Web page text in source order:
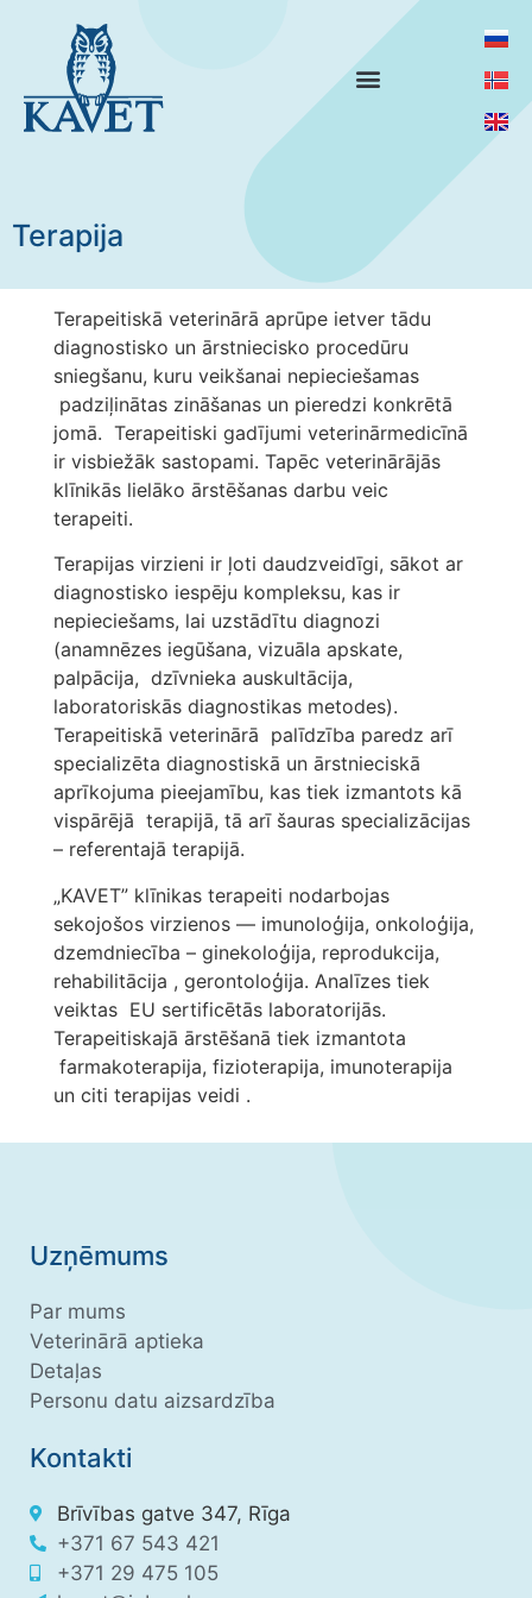
Terapija
Terapeitiskā veterinārā aprūpe ietver tādu
diagnostisko un ārstniecisko procedūru
sniegšanu, kuru veikšanai nepieciešamas
padziļinātas zināšanas un pieredzi konkrētā
jomā. Terapeitiski gadījumi veterinārmedicīnā
ir visbiežāk sastopami. Tapēc veterinārājās
klīnikās lielāko ārstēšanas darbu veic
terapeiti.
Terapijas virzieni ir ļoti daudzveidīgi, sākot ar
diagnostisko iespēju kompleksu, kas ir
nepieciešams, lai uzstādītu diagnozi
(anamnēzes iegūšana, vizuāla apskate,
palpācija, dzīvnieka auskultācija,
laboratoriskās diagnostikas metodes).
Terapeitiskā veterinārā palīdzība paredz arī
specializēta diagnostiskā un ārstnieciskā
aprīkojuma pieejamību, kas tiek izmantots kā
vispārējā terapijā, tā arī šauras specializācijas
– referentajā terapijā.
„KAVET” klīnikas terapeiti nodarbojas
sekojošos virzienos — imunoloģija, onkoloģija,
dzemdniecība – ginekoloģija, reprodukcija,
rehabilitācija , gerontoloģija. Analīzes tiek
veiktas EU sertificētās laboratorijās.
Terapeitiskajā ārstēšanā tiek izmantota
farmakoterapija, fizioterapija, imunoterapija
un citi terapijas veidi .
Uzņēmums
Par mums
Veterinārā aptieka
Detaļas
Personu datu aizsardzība
Kontakti
Brīvības gatve 347, Rīga
+371 67 543 421
+371 29 475 105